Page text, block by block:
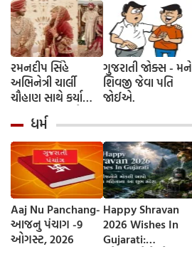
રમનદીપ સિંહે
અભિનેત્રી ચાર્લી
ચૌહાણ સાથે કર્યા
લગ્ન, જશ્નમાં ક્રિકેટ
જગતના કલાકારોની
હાજરી
ગુજરાતી જોક્સ - મને
શિવજી જેવા પતિ
જોઈએ.
ધર્મ
Aaj Nu Panchang-
આજનુ પંચાગ -9
ઓગસ્ટ, 2026
Happy Shravan
2026 Wishes In
Gujarati: